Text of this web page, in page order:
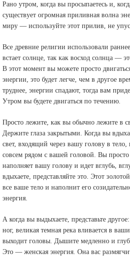
Рано утром, когда вы просыпаетесь и,
существует огромная приливная волна
миру — используйте этот прилив, не
Все древние религии использовали
встает солнце, так как восход солнца —
В этот момент вы можете просто
энергии, это будет легче, чем в другое
труднее, энергии спадают, тогда вам
Утром вы будете двигаться по течению.
Просто лежите, как вы обычно лежите в
Держите глаза закрытыми. Когда вы
свет, входящий через вашу голову в тело,
совсем рядом с вашей головой. Вы
наполняет вашу голову и идет вглубь,
вдыхаете, представляйте это. Этот
все ваше тело и наполнит его
энергия.
А когда вы выдыхаете, представьте
ног, великая темная река вливается в
выходит головы. Дышите медленно и
Это — женская энергия. Она вас